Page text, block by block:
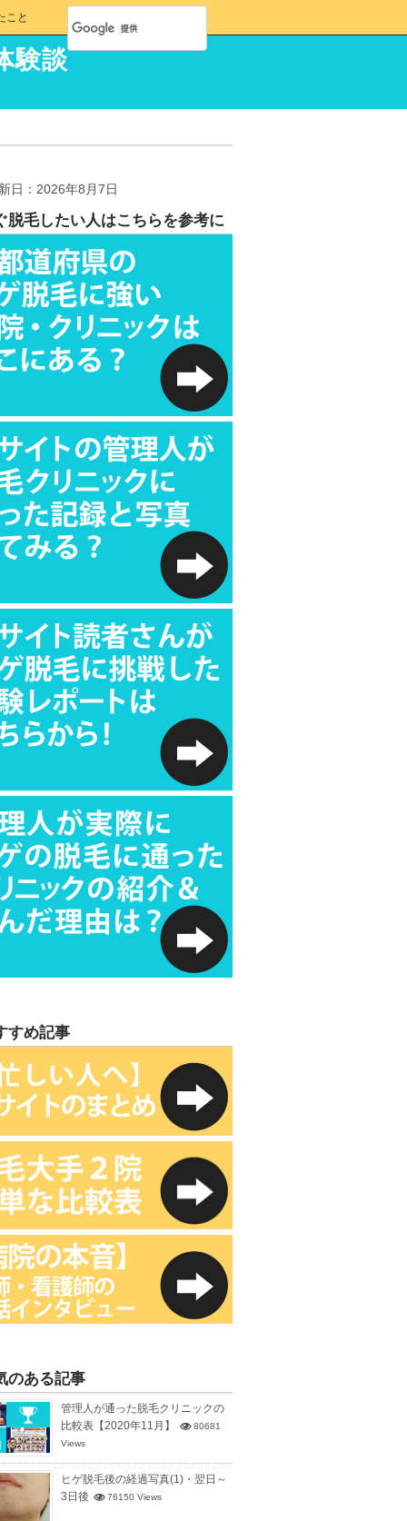
験談
日：2026年8月7日
脱毛したい人はこちらを参考に
すめ記事
のある記事
管理人が通った脱毛クリニックの
比較表【2020年11月】
80681
Views
ヒゲ脱毛後の経過写真(1)・翌日～
3日後
76150 Views
こと